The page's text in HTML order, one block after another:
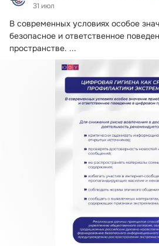
31 июл
В современных условиях особое
безопасное и ответственное
пространстве. ...